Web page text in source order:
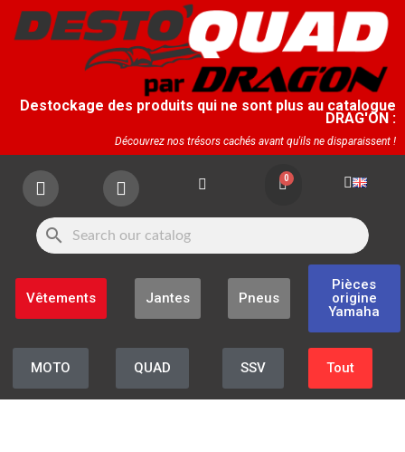
Destockage des produits qui ne sont plus au catalogue
DRAG'ON :
Découvrez nos trésors cachés avant qu'ils ne disparaissent !
search
Pièces
origine
Yamaha
Pneus
Jantes
Vêtements
Tout
SSV
QUAD
MOTO